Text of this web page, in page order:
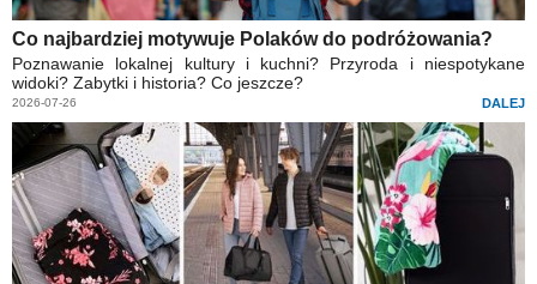
Co najbardziej motywuje Polaków do podróżowania?
Poznawanie lokalnej kultury i kuchni? Przyroda i niespotykane
widoki? Zabytki i historia? Co jeszcze?
2026-07-26 DALEJ